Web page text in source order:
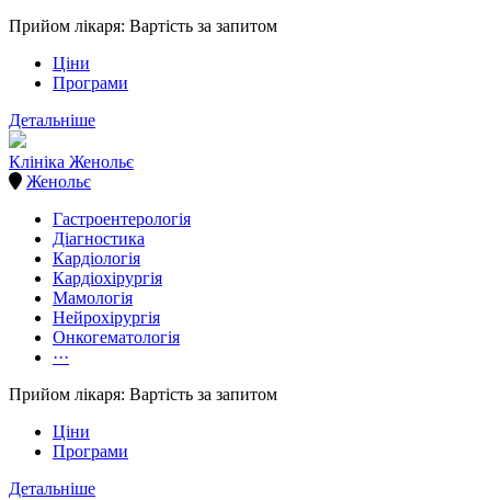
Прийом лікаря: Вартість за запитом
Ціни
Програми
Детальніше
Клініка Женольє
Женольє
Гастроентерологія
Діагностика
Кардіологія
Кардіохірургія
Мамологія
Нейрохірургія
Онкогематологія
···
Прийом лікаря: Вартість за запитом
Ціни
Програми
Детальніше